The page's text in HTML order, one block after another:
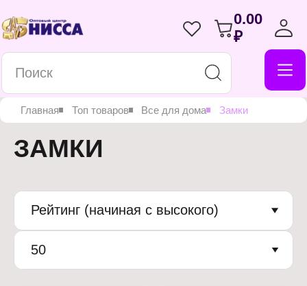
0.00
₽
Главная Топ товаров Все для дома Замки
ЗАМКИ
Рейтинг (начиная с высокого)
50